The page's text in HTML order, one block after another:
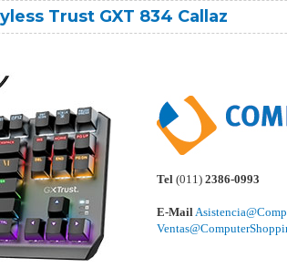
Trust GXT 834 Callaz
Tel (011) 2386-0993
E-Mail